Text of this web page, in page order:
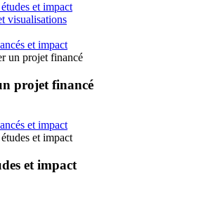
et impact
visualisations
et impact
un projet financé
projet financé
et impact
et impact
et impact